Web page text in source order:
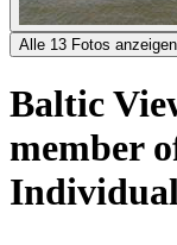
Alle 13 Fotos anzeigen
Baltic
member